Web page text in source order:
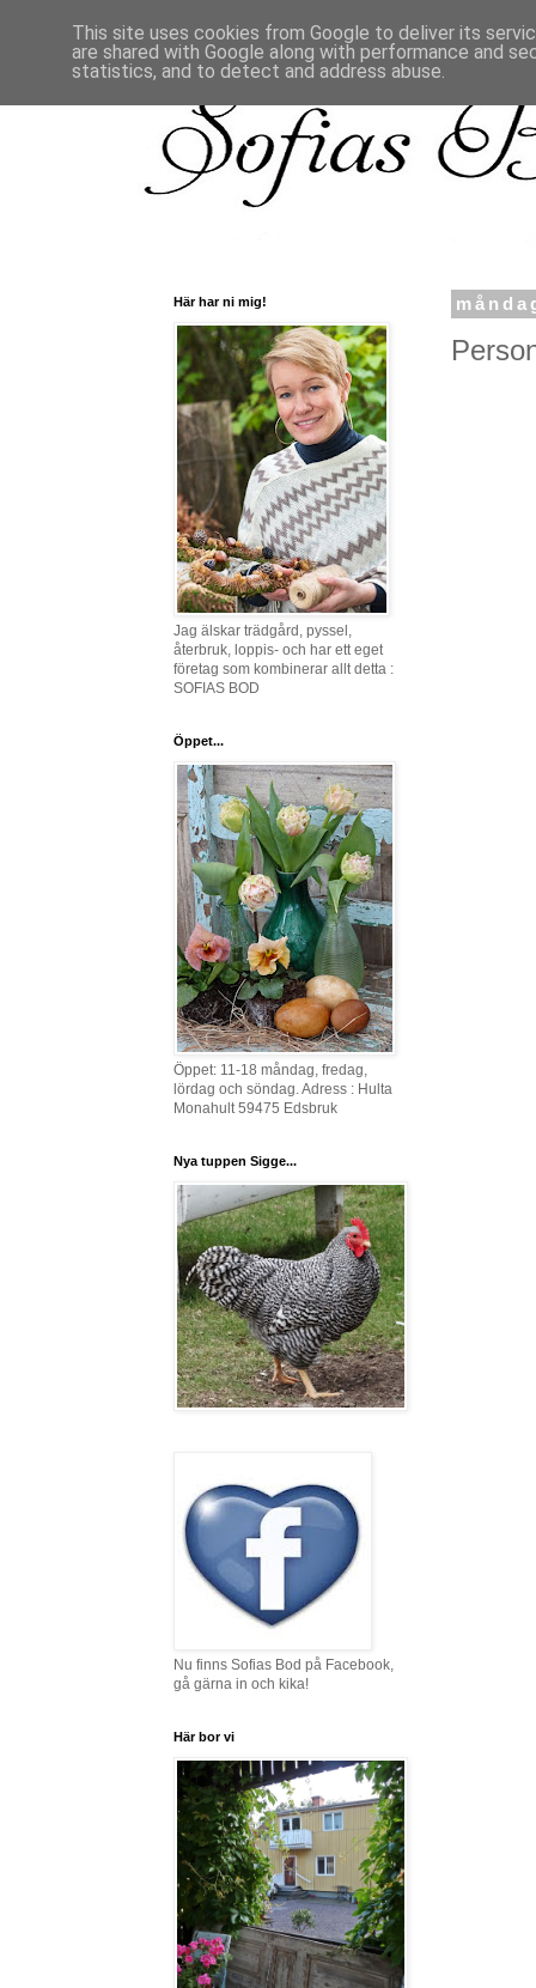
Här har ni mig!
Jag älskar trädgård, pyssel,
återbruk, loppis- och har ett eget
företag som kombinerar allt detta :
SOFIAS BOD
Öppet...
Öppet: 11-18 måndag, fredag,
lördag och söndag. Adress : Hulta
Monahult 59475 Edsbruk
Nya tuppen Sigge...
Nu finns Sofias Bod på Facebook,
gå gärna in och kika!
Här bor vi
This site uses cookies from Google to deliver its
are shared with Google along with performance and
statistics, and to detect and address abuse.